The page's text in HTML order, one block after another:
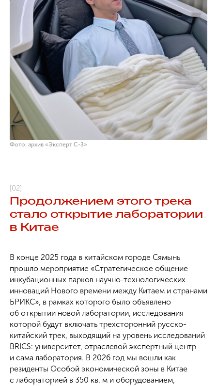
Фото: архив «Эксперт С-З»
[02]
Продолжением этого трека
стало открытие лаборатории
в Китае
В конце 2025 года в китайском городе Сямынь
прошло мероприятие «Стратегическое общение
инкубационных парков научно-технологических
инноваций Нового времени между Китаем и странами
БРИКС», в рамках которого было объявлено
об открытии новой лаборатории, исследования
которой будут включать трехсторонний русско-
китайский трек, выходящий на уровень исследований
BRICS: университет, отраслевой экспертный центр
и сама лаборатория. В 2026 год мы вошли как
резиденты Особой экономической зоны в Китае
с лабораторией в 350 кв. м и оборудованием,